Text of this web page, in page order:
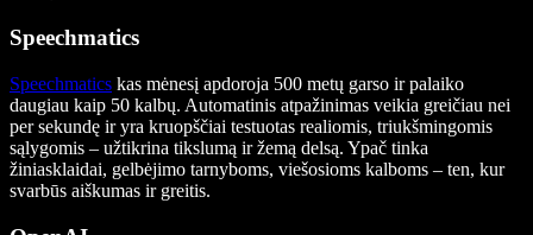
Speechmatics
Speechmatics kas mėnesį apdoroja 500 metų garso ir palaiko
daugiau kaip 50 kalbų. Automatinis atpažinimas veikia greičiau nei
per sekundę ir yra kruopščiai testuotas realiomis, triukšmingomis
sąlygomis – užtikrina tikslumą ir žemą delsą. Ypač tinka
žiniasklaidai, gelbėjimo tarnyboms, viešosioms kalboms – ten, kur
svarbūs aiškumas ir greitis.